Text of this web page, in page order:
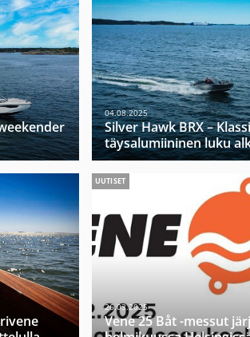
04.08.2025
Silver Hawk BRX –
täysalumiininen luku
UUTISET
26.03.2025
Vene 25 Båt -messut